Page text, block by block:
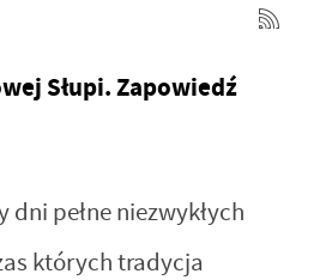
Słupi. Zapowiedź
dni pełne niezwykłych
których tradycja